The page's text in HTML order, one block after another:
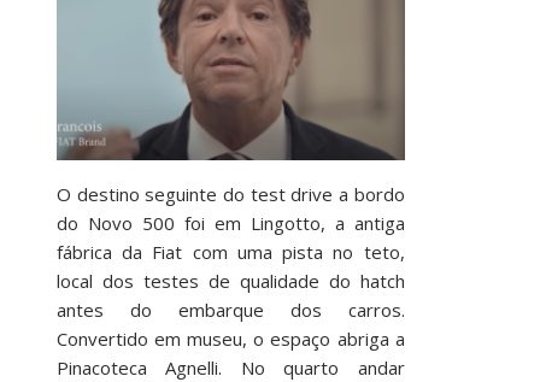
O destino seguinte do test drive a bordo
do Novo 500 foi em Lingotto, a antiga
fábrica da Fiat com uma pista no teto,
local dos testes de qualidade do hatch
antes do embarque dos carros.
Convertido em museu, o espaço abriga a
Pinacoteca Agnelli. No quarto andar